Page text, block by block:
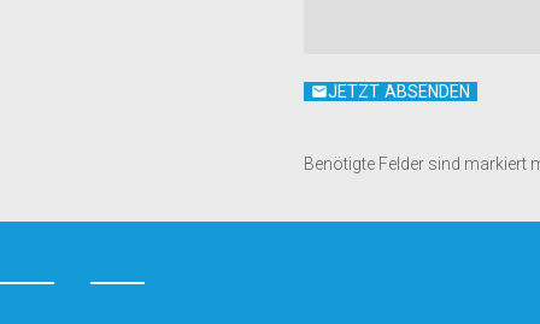
JETZT ABSENDEN
Benötigte Felder sind markiert